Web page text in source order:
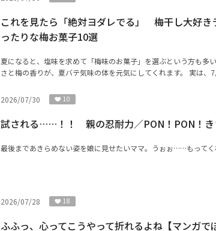
これを見たら「絶対ヨダレでる」 梅干し大好き
ったりな梅お菓子10選
夏になると、塩味を求めて「梅味のお菓子」を選ぶという方も多
さと梅の香りが、夏バテ気味の体を元気にしてくれます。 実は、
2026/07/30 10
試される……！！ 親の忍耐力／PON！PON！き
最後まであきらめない姿を娘に見せたいママ。うぉぉ……もってく
2026/07/28 18
ふふっ、心ってこうやって折れるよね【マンガで